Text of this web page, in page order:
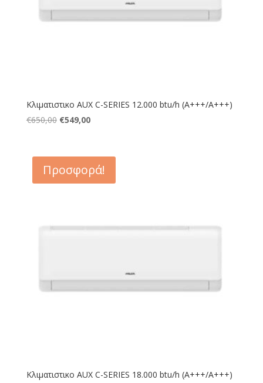
Κλιματιστικο AUX C-SERIES 12.000 btu/h (Α+++/A+++)
€650,00 Original
€650,00.
€549,00Η
είναι:
€549,00.
Προσφορά!
Κλιματιστικο AUX C-SERIES 18.000 btu/h (Α+++/A+++)